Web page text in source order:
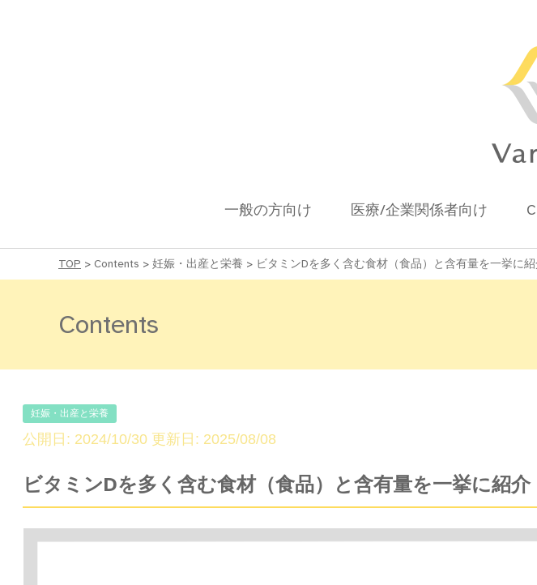
一般の方向け 医療/企業関係者向け
TOP > Contents > 妊娠・出産と栄養 > ビタミンDを多く含む食材（食品）と含有量を一挙に紹
Contents
妊娠・出産と栄養
公開日: 2024/10/30 更新日: 2025/08/08
ビタミンDを多く含む食材（食品）と含有量を一挙に紹介